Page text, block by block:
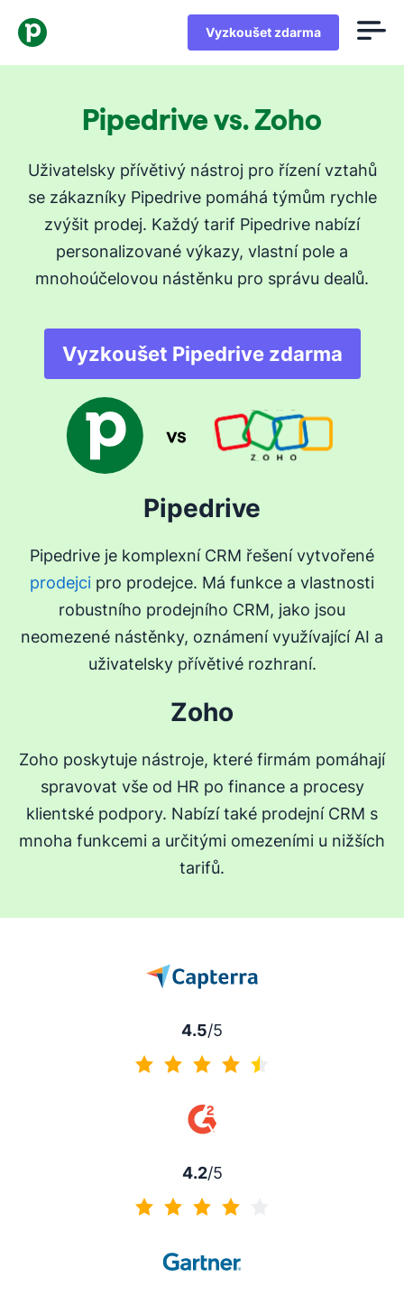
Vyzkoušet zdarma
Pipedrive vs. Zoho
Uživatelsky přívětivý nástroj pro řízení vztahů
se zákazníky Pipedrive pomáhá týmům rychle
zvýšit prodej. Každý tarif Pipedrive nabízí
personalizované výkazy, vlastní pole a
mnohoúčelovou nástěnku pro správu dealů.
Vyzkoušet Pipedrive zdarma
Pipedrive
Pipedrive je komplexní CRM řešení vytvořené
prodejci pro prodejce. Má funkce a vlastnosti
robustního prodejního CRM, jako jsou
neomezené nástěnky, oznámení využívající AI a
uživatelsky přívětivé rozhraní.
Zoho
Zoho poskytuje nástroje, které firmám pomáhají
spravovat vše od HR po finance a procesy
klientské podpory. Nabízí také prodejní CRM s
mnoha funkcemi a určitými omezeními u nižších
tarifů.
4.5/5
4.2/5